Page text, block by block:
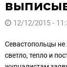
12/12/2015 -
Севастопольцы не
светло, тепло и